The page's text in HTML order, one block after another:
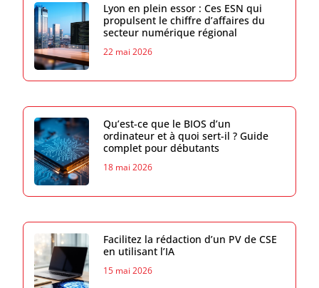
Lyon en plein essor : Ces ESN qui
propulsent le chiffre d’affaires du
secteur numérique régional
22 mai 2026
Qu’est-ce que le BIOS d’un
ordinateur et à quoi sert-il ? Guide
complet pour débutants
18 mai 2026
Facilitez la rédaction d’un PV de CSE
en utilisant l’IA
15 mai 2026